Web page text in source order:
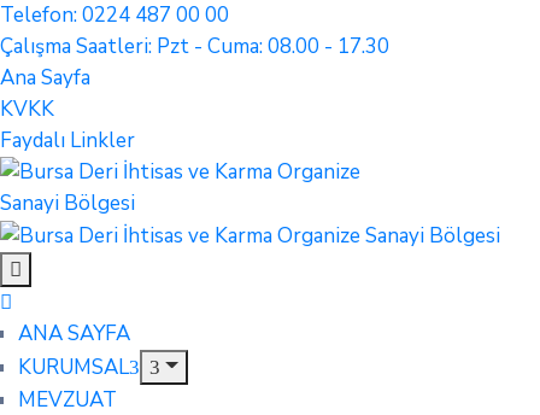
Telefon: 0224 487 00 00
Çalışma Saatleri: Pzt - Cuma: 08.00 - 17.30
Ana Sayfa
KVKK
Faydalı Linkler
ANA SAYFA
KURUMSAL
MEVZUAT